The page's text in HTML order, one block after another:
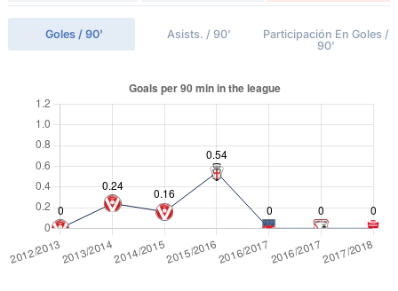
Goles / 90' Asists. / 90'
Participación En Goles /
90'